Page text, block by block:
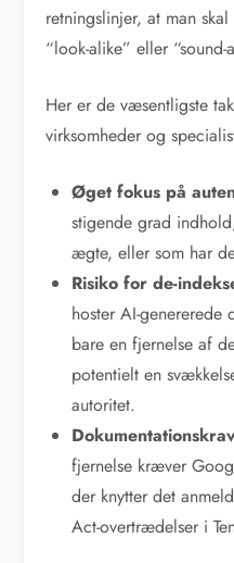
retningslinjer, at man
“look-alike” eller
Her er de væsentligste
virksomheder og
Øget fokus på
stigende grad
ægte, eller som har
Risiko for de-
hoster AI-genererede
bare en fjernelse af
potentielt en
autoritet.
fjernelse kræver
der knytter det
Act-overtrædelser i